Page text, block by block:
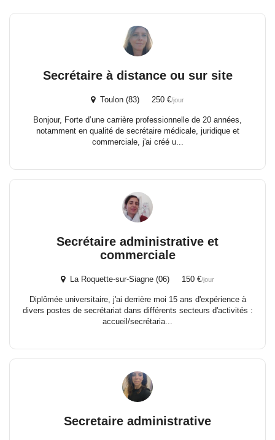
Secrétaire à distance ou sur site
Toulon (83) 250 €/jour
Bonjour, Forte d’une carrière professionnelle de 20 années,
notamment en qualité de secrétaire médicale, juridique et
commerciale, j'ai créé u...
Secrétaire administrative et
commerciale
La Roquette-sur-Siagne (06) 150 €/jour
Diplômée universitaire, j'ai derrière moi 15 ans d'expérience à
divers postes de secrétariat dans différents secteurs d'activités :
accueil/secrétaria...
Secretaire administrative